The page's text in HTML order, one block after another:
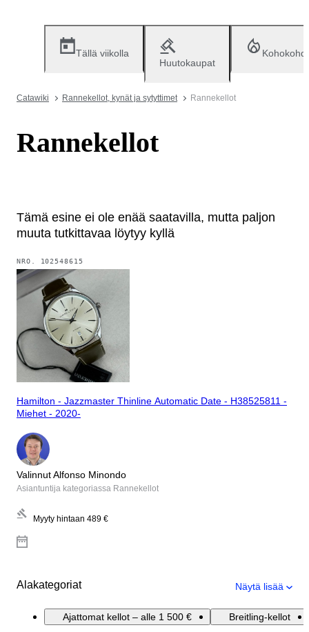
Tällä viikolla
Huutokaupat
Catawiki Rannekellot, kynät ja sytyttimet Rannekellot
Rannekellot
Tämä esine ei ole enää saatavilla, mutta paljon
muuta tutkittavaa löytyy kyllä
NRO. 102548615
Hamilton - Jazzmaster Thinline Automatic Date - H38525811 -
Miehet - 2020-
Valinnut Alfonso Minondo
Asiantuntija kategoriassa Rannekellot
Myyty hintaan 489 €
Alakategoriat Näytä lisää
Ajattomat kellot – alle 1 500 € Breitling-kellot